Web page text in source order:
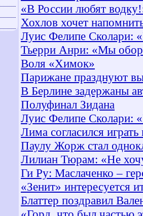
«В России любят
Хохлов хочет
Луис Фелипе Сколари:
Тьерри Анри: «Мы
Воля «Химок»
Парижане празднуют
В Берлине задержаны
Полуфинал Зидана
Луис Фелипе Сколари:
Лима согласился
Паулу Жорж стал
Лилиан Тюрам: «Не
Ги Ру: Маслаченко –
«Зенит» интересуется
Блаттер поздравил